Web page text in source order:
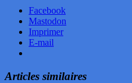
Facebook
Mastodon
Imprimer
E-mail
Articles similaires